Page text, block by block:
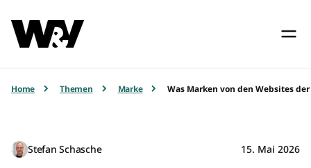
Home Themen Marke Was Marken von den Websites
Stefan Schasche 15. Mai 2026